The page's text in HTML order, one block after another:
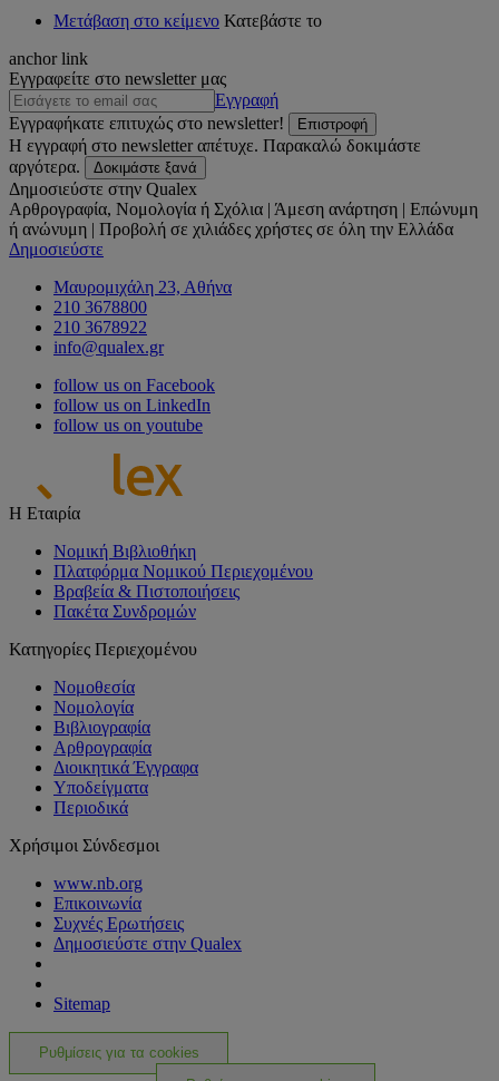
Μετάβαση στο κείμενο Κατεβάστε το
anchor link
Εγγραφείτε στο newsletter μας
Εγγραφή
Εγγραφήκατε επιτυχώς στο newsletter!
Επιστροφή
Η εγγραφή στο newsletter απέτυχε. Παρακαλώ δοκιμάστε
αργότερα.
Δοκιμάστε ξανά
Δημοσιεύστε στην Qualex
Αρθρογραφία, Νομολογία ή Σχόλια | Άμεση ανάρτηση | Επώνυμη
ή ανώνυμη | Προβολή σε χιλιάδες χρήστες σε όλη την Ελλάδα
Δημοσιεύστε
Μαυρομιχάλη 23, Αθήνα
210 3678800
210 3678922
info@qualex.gr
follow us on Facebook
follow us on LinkedIn
follow us on youtube
Η Εταιρία
Νομική Βιβλιοθήκη
Πλατφόρμα Νομικού Περιεχομένου
Βραβεία & Πιστοποιήσεις
Πακέτα Συνδρομών
Κατηγορίες Περιεχομένου
Νομοθεσία
Νομολογία
Βιβλιογραφία
Αρθρογραφία
Διοικητικά Έγγραφα
Υποδείγματα
Περιοδικά
Χρήσιμοι Σύνδεσμοι
www.nb.org
Επικοινωνία
Συχνές Ερωτήσεις
Δημοσιεύστε στην Qualex
Sitemap
Ρυθμίσεις για τα cookies